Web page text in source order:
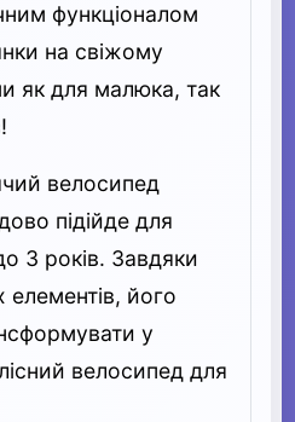
функціоналом
на свіжому
як для малюка, так
велосипед
підійде для
3 років. Завдяки
елементів, його
у
велосипед для